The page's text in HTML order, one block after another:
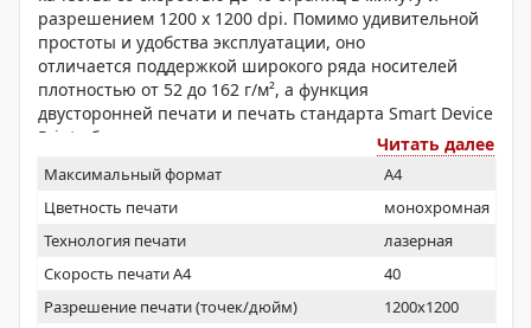
разрешением 1200 x 1200 dpi. Помимо удивительной
простоты и удобства эксплуатации, оно
отличается поддержкой широкого ряда носителей
плотностью от 52 до 162 г/м², а функция
двусторонней печати и печать стандарта Smart Device
Print обеспечивают дополнительную
Читать далее
Максимальный формат
A4
Цветность печати
монохромная
Технология печати
лазерная
Скорость печати А4
40
Разрешение печати (точек/дюйм)
1200x1200